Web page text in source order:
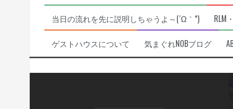
当日の流れを先に説明しちゃうよ～(´Ω｀*) RLM
ゲストハウスについて 気まぐれNOBブログ